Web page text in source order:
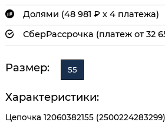
Долями (48 981 ₽ х 4 платежа)
СберРассрочка (платеж от 32
Размер: 55
Характеристики:
Цепочка 12060382155 (2500224283299)